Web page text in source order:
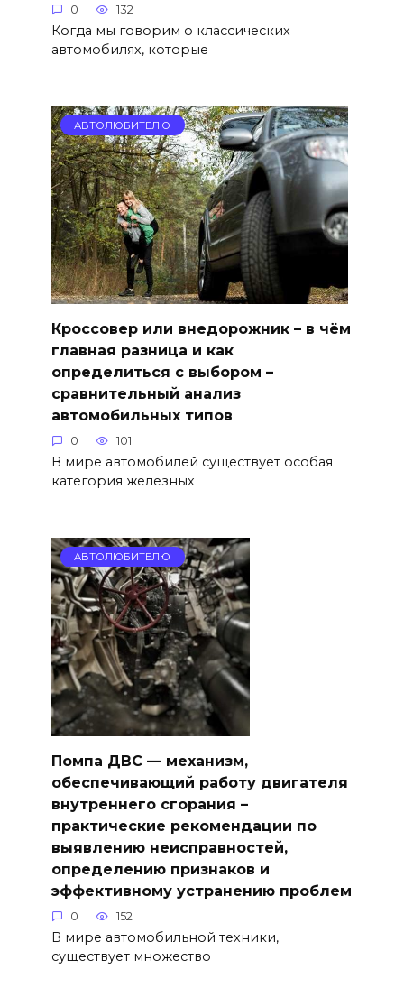
0 132
Когда мы говорим о классических
автомобилях, которые
АВТОЛЮБИТЕЛЮ
Кроссовер или внедорожник – в чём
главная разница и как
определиться с выбором –
сравнительный анализ
автомобильных типов
0 101
В мире автомобилей существует особая
категория железных
АВТОЛЮБИТЕЛЮ
Помпа ДВС — механизм,
обеспечивающий работу двигателя
внутреннего сгорания –
практические рекомендации по
выявлению неисправностей,
определению признаков и
эффективному устранению проблем
0 152
В мире автомобильной техники,
существует множество